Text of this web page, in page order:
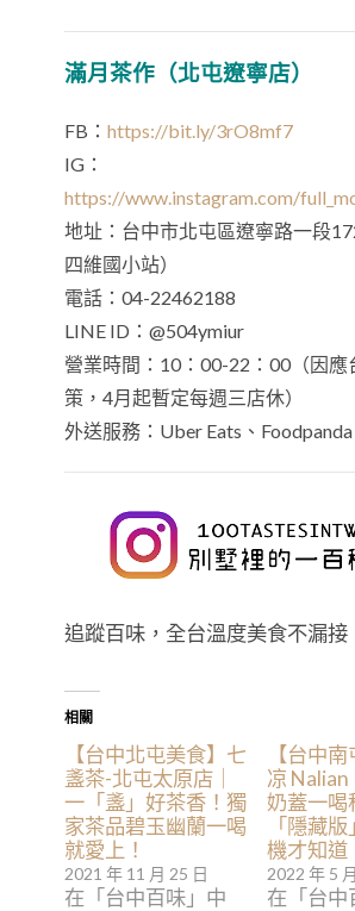
滿月茶作（北屯遼寧店）
FB： https://bit.ly/3rO8mf7
IG：
https://www.instagram.com/
地址：台中市北屯區遼寧路一段
四維國小站）
電話：04-22462188
LINE ID：@504ymiur
營業時間：10：00-22：00（因應
策，4月起暫定每週三店休）
外送服務：Uber Eats、Foodpanda
追蹤百味，全台溫度美食不漏接
相關
【台中北屯美食】七
盞茶-北屯太原店｜
一「盞」好茶香！獨
家茶品碧玉幽蘭一喝
就愛上！
2021 年 11 月 25 日
在「台中百味」中
【台中
凉
奶蓋一喝
「隱藏
機才知道
2022 年 5
在「台中